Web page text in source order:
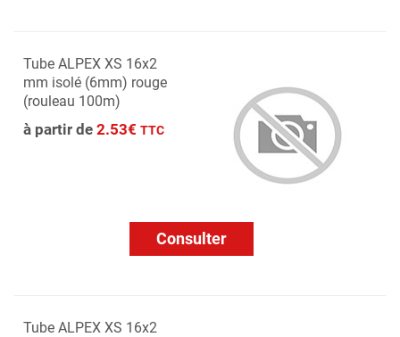
Tube ALPEX XS 16x2
mm isolé (6mm) rouge
(rouleau 100m)
à partir de 2.53€ TTC
Consulter
Tube ALPEX XS 16x2